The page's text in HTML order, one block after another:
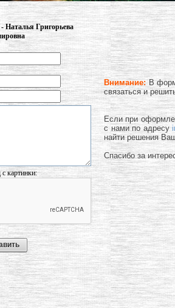
Наталья Григорьева
Внимание:В
связаться и
Если при
с нами по адресу
найти решения
Спасибо за
картинки: